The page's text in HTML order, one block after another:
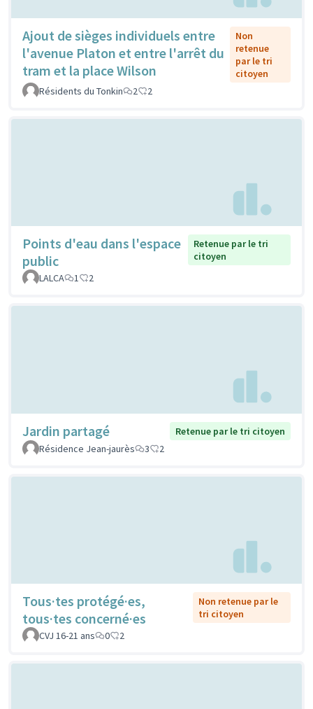
Ajout de sièges individuels entre
l'avenue Platon et entre l'arrêt du
tram et la place Wilson
Non
retenue
par le tri
citoyen
Résidents du Tonkin
2 2
Points d'eau dans l'espace
public
Retenue par le tri
citoyen
LALCA
1 2
Jardin partagé
Retenue par le tri citoyen
Résidence Jean-jaurès
3 2
Tous·tes protégé·es,
tous·tes concerné·es
Non retenue par le
tri citoyen
CVJ 16-21 ans
0 2